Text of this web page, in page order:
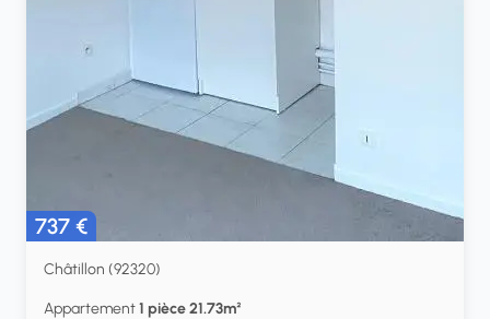
737 €
Châtillon (92320)
Appartement1 pièce 21.73m²